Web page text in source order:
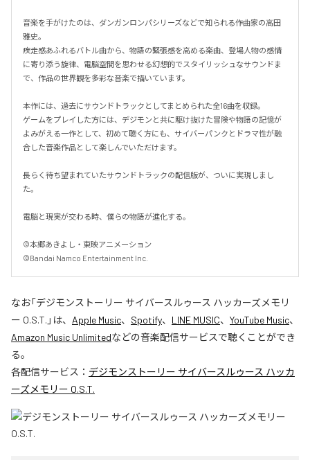
音楽を手がけたのは、ダンガンロンパシリーズなどで知られる作曲家の高田
雅史。
疾走感あふれるバトル曲から、物語の緊張感を高める楽曲、登場人物の感情
に寄り添う旋律、電脳空間を思わせる幻想的でスタイリッシュなサウンドま
で、作品の世界観を多彩な音楽で描いています。
本作には、過去にサウンドトラックとしてまとめられた全16曲を収録。
ゲームをプレイした方には、デジモンと共に駆け抜けた冒険や物語の記憶が
よみがえる一作として、初めて聴く方にも、サイバーパンクとドラマ性が融
合した音楽作品として楽しんでいただけます。
長らく待ち望まれていたサウンドトラックの配信版が、ついに実現しまし
た。
電脳と現実が交わる時、僕らの物語が進化する。
©本郷あきよし・東映アニメーション
©Bandai Namco Entertainment Inc.
なお「デジモンストーリー サイバースルゥース ハッカーズメモリ
ー O.S.T. 」は、 Apple Music、 Spotify、 LINE MUSIC、 YouTube Music、
Amazon Music Unlimitedなどの音楽配信サービスで聴くことができ
る。
各配信サービス： デジモンストーリー サイバースルゥース ハッカ
ーズメモリー O.S.T.